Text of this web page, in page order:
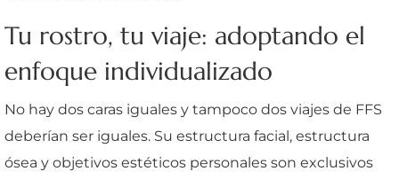
Tu rostro, tu viaje: adoptando el
enfoque individualizado
No hay dos caras iguales y tampoco dos viajes de FFS
deberían ser iguales. Su estructura facial, estructura
ósea y objetivos estéticos personales son exclusivos